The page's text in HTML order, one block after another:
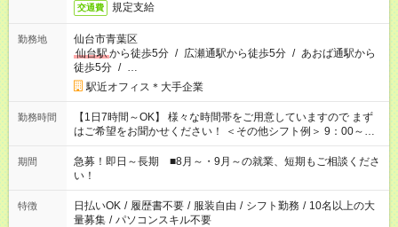
交通費 規定支給
勤務地
仙台市青葉区
仙台駅から徒歩5分 / 広瀬通駅から徒歩5分 / あおば通駅から
徒歩5分 / …
駅近オフィス＊大手企業
勤務時間
【1日7時間～OK】 様々な時間帯をご用意していますので まず
はご希望をお聞かせください！ ＜その他シフト例＞ 9：00～
17：00 11：00～20：00 などなど！その他のお時間もOKです！
期間
急募！即日～長期 ■8月～・9月～の就業、短期もご相談くださ
い！
特徴 日払いOK / 履歴書不要 / 服装自由 / シフト勤務 / 10名以上の大
量募集 / パソコンスキル不要